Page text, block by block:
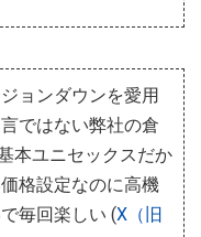
ョンダウンを愛用
ではない弊社の倉
本ユニセックスだか
格設定なのに高機
毎回楽しい (X（旧